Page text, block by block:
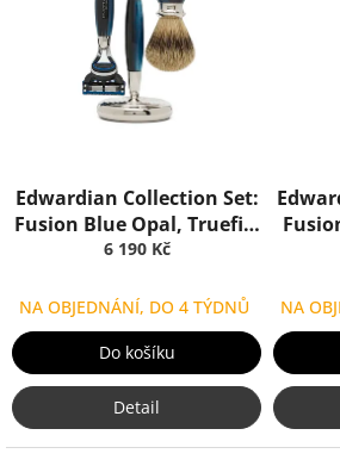
Edwardian Collection Set:
Fusion Blue Opal, Truefitt
& Hill
6 190 Kč
NA OBJEDNÁNÍ, DO 4 TÝDNŮ
Do košíku
Detail
NA